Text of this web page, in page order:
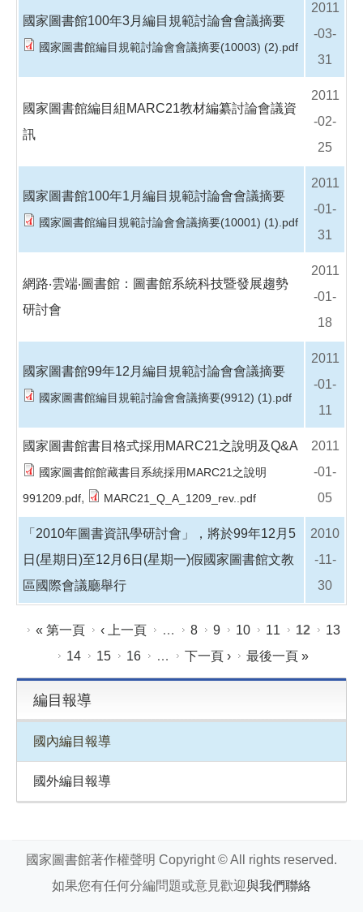
國家圖書館100年3月編目規範討論會會議摘要
國家圖書館編目規範討論會會議摘要(10003) (2).pdf
2011
-03-
31
國家圖書館編目組MARC21教材編纂討論會議資
訊
2011
-02-
25
國家圖書館100年1月編目規範討論會會議摘要
國家圖書館編目規範討論會會議摘要(10001) (1).pdf
2011
-01-
31
網路‧雲端‧圖書館：圖書館系統科技暨發展趨勢
研討會
2011
-01-
18
國家圖書館99年12月編目規範討論會會議摘要
國家圖書館編目規範討論會會議摘要(9912) (1).pdf
2011
-01-
11
國家圖書館書目格式採用MARC21之說明及Q&A
國家圖書館館藏書目系統採用MARC21之說明
991209.pdf, MARC21_Q_A_1209_rev..pdf
2011
-01-
05
「2010年圖書資訊學研討會」，將於99年12月5
日(星期日)至12月6日(星期一)假國家圖書館文教
區國際會議廳舉行
2010
-11-
30
頁面
« 第一頁 ‹ 上一頁 … 8 9 10 11 12
13
14
15 16 … 下一頁 › 最後一頁 »
編目報導
國內編目報導
國外編目報導
國家圖書館著作權聲明 Copyright © All rights reserved.
如果您有任何分編問題或意見歡迎與我們聯絡